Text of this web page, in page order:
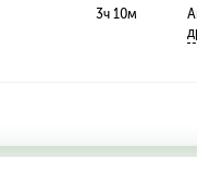
3ч 10м